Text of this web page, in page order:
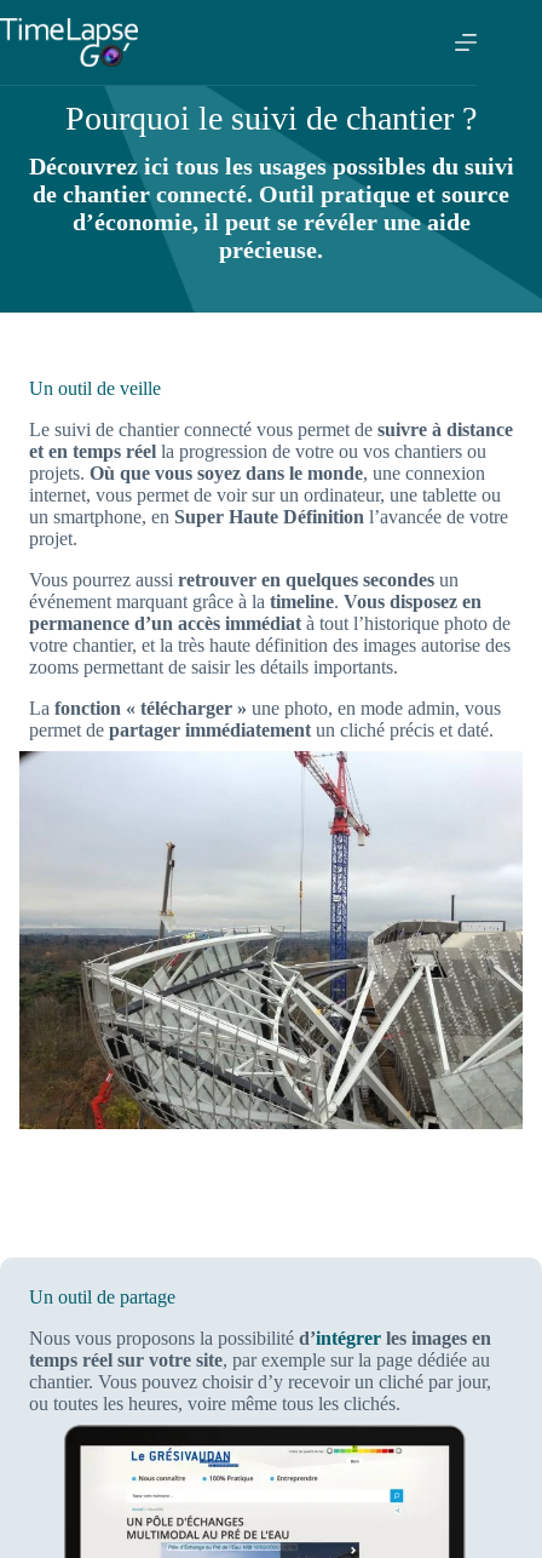
Pourquoi le suivi de chantier ?
Découvrez ici tous les usages possibles du suivi
de chantier connecté. Outil pratique et source
d’économie, il peut se révéler une aide
précieuse.
Un outil de veille
Le suivi de chantier connecté vous permet de suivre à distance
et en temps réel la progression de votre ou vos chantiers ou
projets. Où que vous soyez dans le monde, une connexion
internet, vous permet de voir sur un ordinateur, une tablette ou
un smartphone, en Super Haute Définition l’avancée de votre
projet.
Vous pourrez aussi retrouver en quelques secondes un
événement marquant grâce à la timeline. Vous disposez en
permanence d’un accès immédiat à tout l’historique photo de
votre chantier, et la très haute définition des images autorise des
zooms permettant de saisir les détails importants.
La fonction « télécharger » une photo, en mode admin, vous
permet de partager immédiatement un cliché précis et daté.
Un outil de partage
Nous vous proposons la possibilité d’intégrer les images en
temps réel sur votre site, par exemple sur la page dédiée au
chantier. Vous pouvez choisir d’y recevoir un cliché par jour,
ou toutes les heures, voire même tous les clichés.